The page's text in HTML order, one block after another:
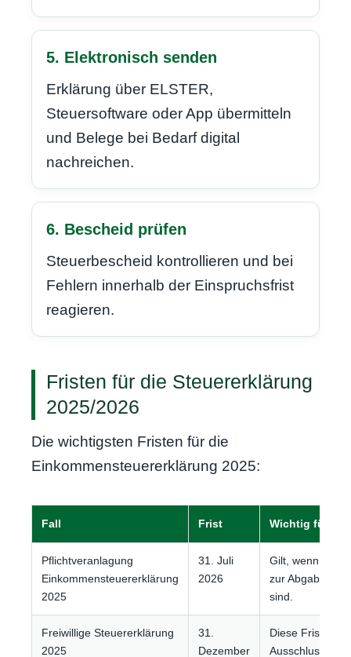
5. Elektronisch senden
Erklärung über ELSTER,
Steuersoftware oder App übermitteln
und Belege bei Bedarf digital
nachreichen.
6. Bescheid prüfen
Steuerbescheid kontrollieren und bei
Fehlern innerhalb der Einspruchsfrist
reagieren.
Fristen für die Steuererklärung
2025/2026
Die wichtigsten Fristen für die
Einkommensteuererklärung 2025:
Fall Frist Wichtig für die
Pflichtveranlagung
Einkommensteuererklärung
2025
31. Juli
2026
Gilt, wenn Sie
zur Abgabe
sind.
Freiwillige Steuererklärung
2025
31.
Dezember
Diese Frist ist
Ausschlussfrist